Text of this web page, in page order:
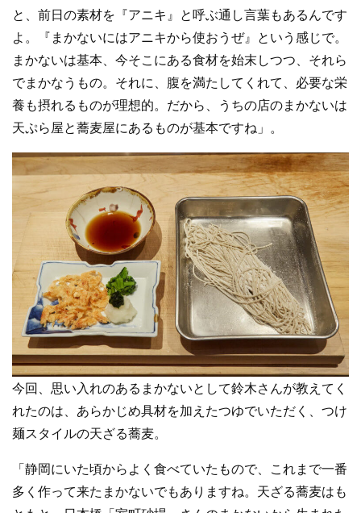
と、前日の素材を『アニキ』と呼ぶ通し言葉もあるんです
よ。『まかないにはアニキから使おうぜ』という感じで。
まかないは基本、今そこにある食材を始末しつつ、それら
でまかなうもの。それに、腹を満たしてくれて、必要な栄
養も摂れるものが理想的。だから、うちの店のまかないは
天ぷら屋と蕎麦屋にあるものが基本ですね」。
今回、思い入れのあるまかないとして鈴木さんが教えてく
れたのは、あらかじめ具材を加えたつゆでいただく、つけ
麺スタイルの天ざる蕎麦。
「静岡にいた頃からよく食べていたもので、これまで一番
多く作って来たまかないでもありますね。天ざる蕎麦はも